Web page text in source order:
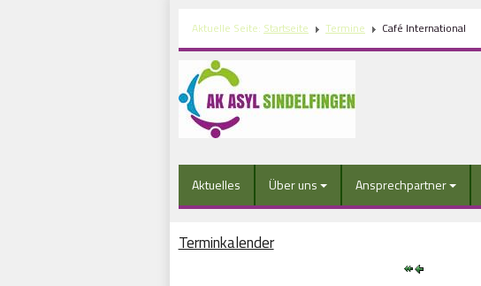
Aktuelle Seite: Startseite Termine Café International
Aktuelles Über uns Ansprechpartner
Terminkalender